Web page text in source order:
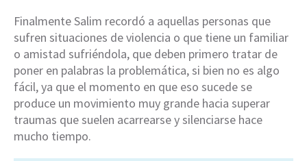
Finalmente Salim recordó a aquellas personas que
sufren situaciones de violencia o que tiene un familiar
o amistad sufriéndola, que deben primero tratar de
poner en palabras la problemática, si bien no es algo
fácil, ya que el momento en que eso sucede se
produce un movimiento muy grande hacia superar
traumas que suelen acarrearse y silenciarse hace
mucho tiempo.